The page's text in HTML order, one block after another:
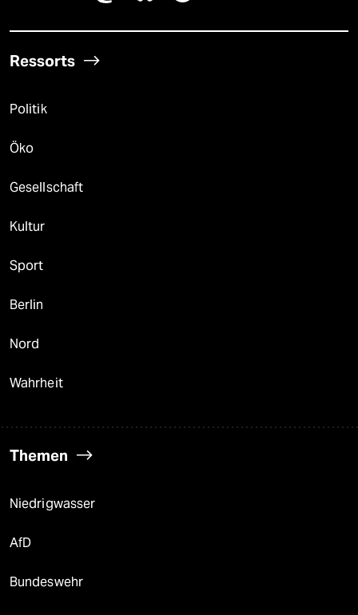
Ressorts
Politik
Öko
Gesellschaft
Kultur
Sport
Berlin
Nord
Wahrheit
Themen
Niedrigwasser
AfD
Bundeswehr